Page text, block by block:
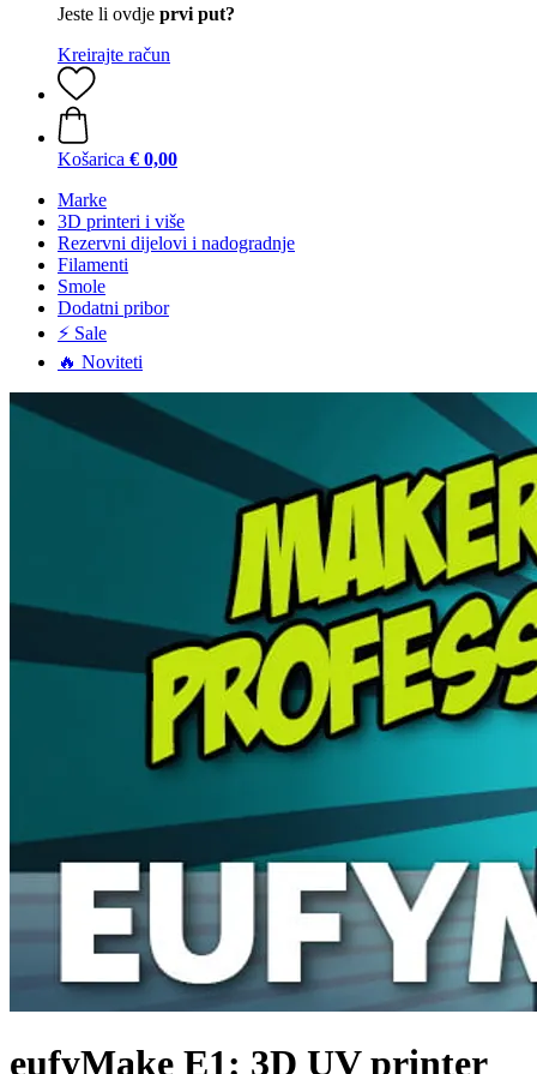
Jeste li ovdje prvi put?
Kreirajte račun
Košarica € 0,00
Marke
3D printeri i više
Rezervni dijelovi i nadogradnje
Filamenti
Smole
Dodatni pribor
⚡ Sale
🔥 Noviteti
eufyMake E1: 3D UV printer